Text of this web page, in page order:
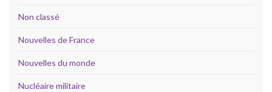
Non classé
Nouvelles de France
Nouvelles du monde
Nucléaire militaire